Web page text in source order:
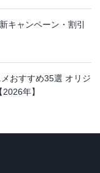
キャンペーン・割引
おすすめ35選 オリジ
年】